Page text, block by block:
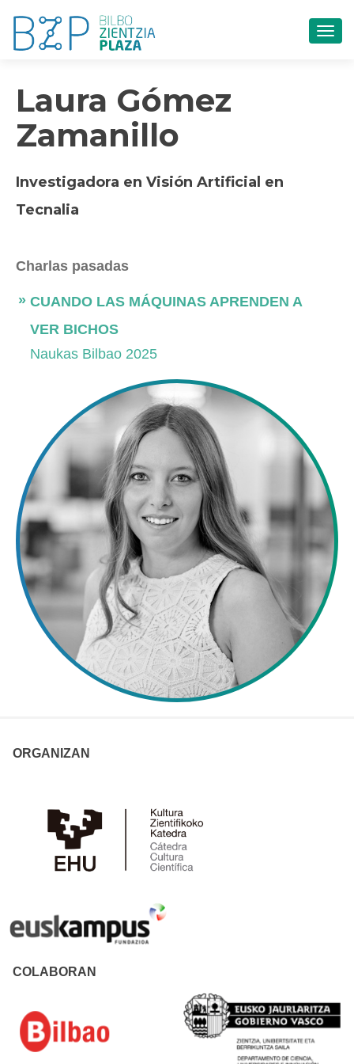
Laura Gómez
Zamanillo
Investigadora en Visión Artificial en
Tecnalia
Charlas pasadas
CUANDO LAS MÁQUINAS APRENDEN A
VER BICHOS
Naukas Bilbao 2025
ORGANIZAN
COLABORAN